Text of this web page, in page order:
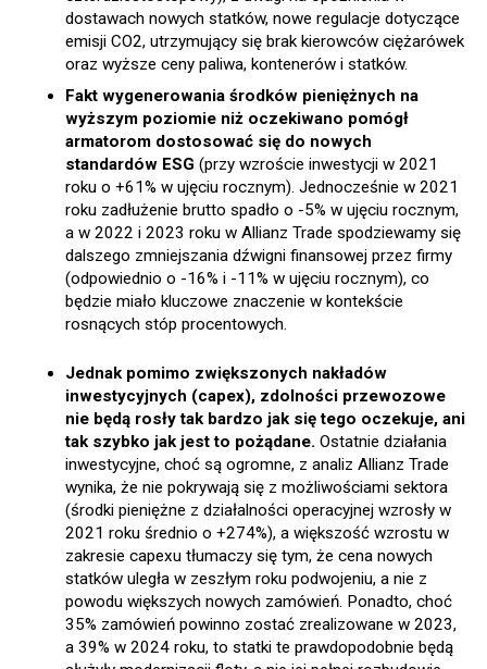
dostawach nowych statków, nowe regulacje dotyczące
emisji CO2, utrzymujący się brak kierowców ciężarówek
oraz wyższe ceny paliwa, kontenerów i statków.
Fakt wygenerowania środków pieniężnych na
wyższym poziomie niż oczekiwano pomógł
armatorom dostosować się do nowych
standardów ESG (przy wzroście inwestycji w 2021
roku o +61% w ujęciu rocznym). Jednocześnie w 2021
roku zadłużenie brutto spadło o -5% w ujęciu rocznym,
a w 2022 i 2023 roku w Allianz Trade spodziewamy się
dalszego zmniejszania dźwigni finansowej przez firmy
(odpowiednio o -16% i -11% w ujęciu rocznym), co
będzie miało kluczowe znaczenie w kontekście
rosnących stóp procentowych.
Jednak pomimo zwiększonych nakładów
inwestycyjnych (capex), zdolności przewozowe
nie będą rosły tak bardzo jak się tego oczekuje, ani
tak szybko jak jest to pożądane. Ostatnie działania
inwestycyjne, choć są ogromne, z analiz Allianz Trade
wynika, że nie pokrywają się z możliwościami sektora
(środki pieniężne z działalności operacyjnej wzrosły w
2021 roku średnio o +274%), a większość wzrostu w
zakresie capexu tłumaczy się tym, że cena nowych
statków uległa w zeszłym roku podwojeniu, a nie z
powodu większych nowych zamówień. Ponadto, choć
35% zamówień powinno zostać zrealizowane w 2023,
a 39% w 2024 roku, to statki te prawdopodobnie będą